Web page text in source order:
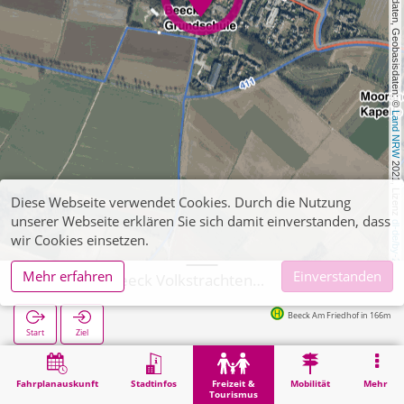
, Kartendaten, Geobasisdaten: ©
Land NRW
2021, Lizenz
dl-de/by-2-0
Fahrplanauskunft Stadtinfos
Freizeit &
Tourismus
Mobilität Mehr
Start Ziel
Beeck Am Friedhof in 166m
Freizeit & Tourismus Kultur Wegberg, Beeck Volkstrachtenmuseum
Diese Webseite verwendet Cookies. Durch die Nutzung
unserer Webseite erklären Sie sich damit einverstanden, dass
wir Cookies einsetzen.
Mehr erfahren
Einverstanden